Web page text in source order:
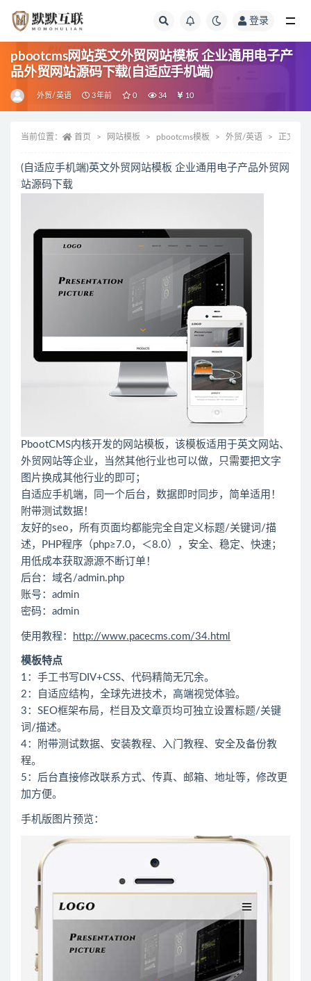
登录
pbootcms网站英文外贸网站模板 企业通用电子产
品外贸网站源码下载(自适应手机端)
外贸/英语 3年前 0 34 10
当前位置： 首页 网站模板 pbootcms模板 外贸/英语 正文
(自适应手机端)英文外贸网站模板 企业通用电子产品外贸网
站源码下载
PbootCMS内核开发的网站模板，该模板适用于英文网站、
外贸网站等企业，当然其他行业也可以做，只需要把文字
图片换成其他行业的即可；
自适应手机端，同一个后台，数据即时同步，简单适用！
附带测试数据！
友好的seo，所有页面均都能完全自定义标题/关键词/描
述，PHP程序（php≥7.0，＜8.0），安全、稳定、快速；
用低成本获取源源不断订单！
后台：域名/admin.php
账号：admin
密码：admin
使用教程： http://www.pacecms.com/34.html
模板特点
1：手工书写DIV+CSS、代码精简无冗余。
2：自适应结构，全球先进技术，高端视觉体验。
3：SEO框架布局，栏目及文章页均可独立设置标题/关键
词/描述。
4：附带测试数据、安装教程、入门教程、安全及备份教
程。
5：后台直接修改联系方式、传真、邮箱、地址等，修改更
加方便。
手机版图片预览：